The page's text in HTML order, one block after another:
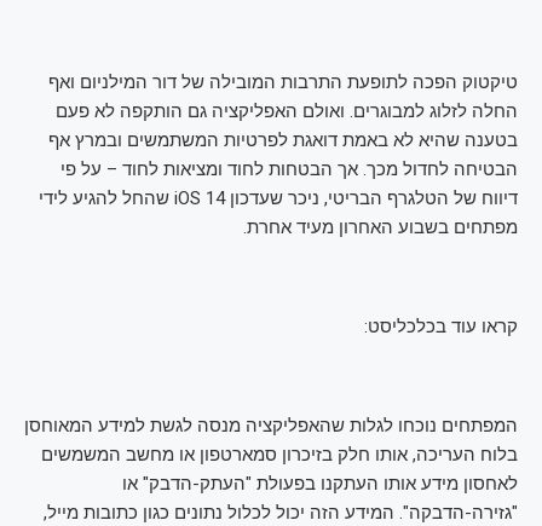
טיקטוק הפכה לתופעת התרבות המובילה של דור המילניום ואף
החלה לזלוג למבוגרים. ואולם האפליקציה גם הותקפה לא פעם
בטענה שהיא לא באמת דואגת לפרטיות המשתמשים ובמרץ אף
הבטיחה לחדול מכך. אך הבטחות לחוד ומציאות לחוד – על פי
דיווח של הטלגרף הבריטי, ניכר שעדכון iOS 14 שהחל להגיע לידי
מפתחים בשבוע האחרון מעיד אחרת.
קראו עוד בכלכליסט:
המפתחים נוכחו לגלות שהאפליקציה מנסה לגשת למידע המאוחסן
בלוח העריכה, אותו חלק בזיכרון סמארטפון או מחשב המשמשים
לאחסון מידע אותו העתקנו בפעולת "העתק-הדבק" או
"גזירה-הדבקה". המידע הזה יכול לכלול נתונים כגון כתובות מייל,